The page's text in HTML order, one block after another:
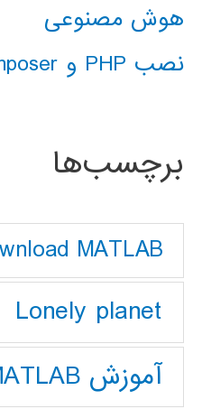
هوش مصنوعی
نصب PHP و composer در ویندوز 10
برچسب‌ها
MATLAB
Lonely planet
آموزش MATLAB